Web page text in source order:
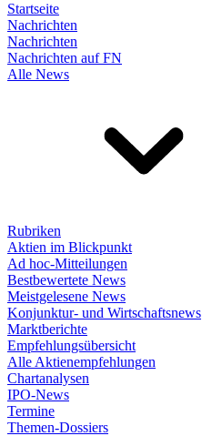
Startseite
Nachrichten
Nachrichten
Nachrichten auf FN
Alle News
Rubriken
Aktien im Blickpunkt
Ad hoc-Mitteilungen
Bestbewertete News
Meistgelesene News
Konjunktur- und Wirtschaftsnews
Marktberichte
Empfehlungsübersicht
Alle Aktienempfehlungen
Chartanalysen
IPO-News
Termine
Themen-Dossiers